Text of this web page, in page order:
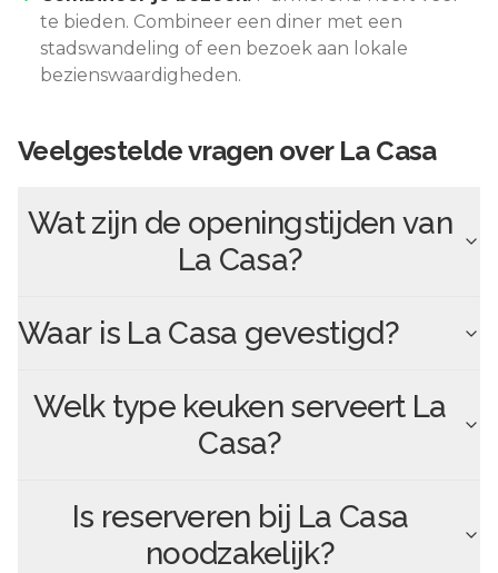
te bieden. Combineer een diner met een
stadswandeling of een bezoek aan lokale
bezienswaardigheden.
Veelgestelde vragen over La Casa
Wat zijn de openingstijden van
La Casa?
Waar is La Casa gevestigd?
Welk type keuken serveert La
Casa?
Is reserveren bij La Casa
noodzakelijk?